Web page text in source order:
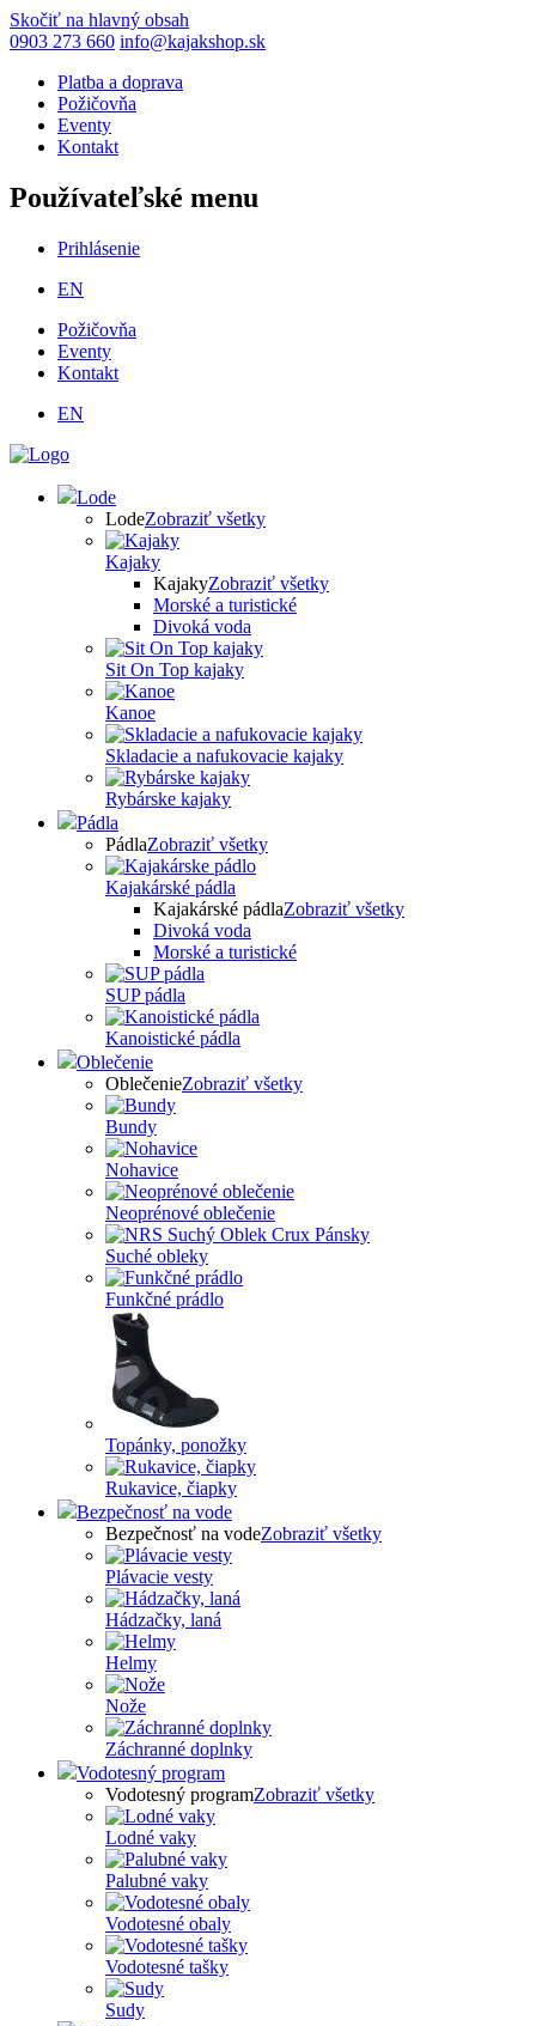
Skočiť na hlavný obsah
0903 273 660 info@kajakshop.sk
Platba a doprava
Požičovňa
Eventy
Kontakt
Používateľské menu
Prihlásenie
EN
Požičovňa
Eventy
Kontakt
EN
Lode
LodeZobraziť všetky
Kajaky
KajakyZobraziť všetky
Morské a turistické
Divoká voda
Sit On Top kajaky
Kanoe
Skladacie a nafukovacie kajaky
Rybárske kajaky
Pádla
PádlaZobraziť všetky
Kajakárské pádla
Kajakárské pádlaZobraziť všetky
Divoká voda
Morské a turistické
SUP pádla
Kanoistické pádla
Oblečenie
OblečenieZobraziť všetky
Bundy
Nohavice
Neoprénové oblečenie
Suché obleky
Funkčné prádlo
Topánky, ponožky
Rukavice, čiapky
Bezpečnosť na vode
Bezpečnosť na vodeZobraziť všetky
Plávacie vesty
Hádzačky, laná
Helmy
Nože
Záchranné doplnky
Vodotesný program
Vodotesný programZobraziť všetky
Lodné vaky
Palubné vaky
Vodotesné obaly
Vodotesné tašky
Sudy